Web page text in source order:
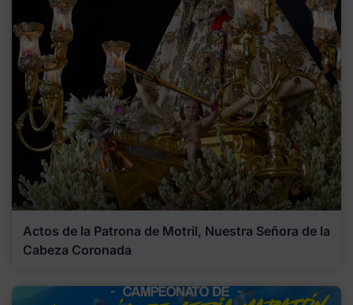
Actos de la Patrona de Motril, Nuestra Señora de la
Cabeza Coronada